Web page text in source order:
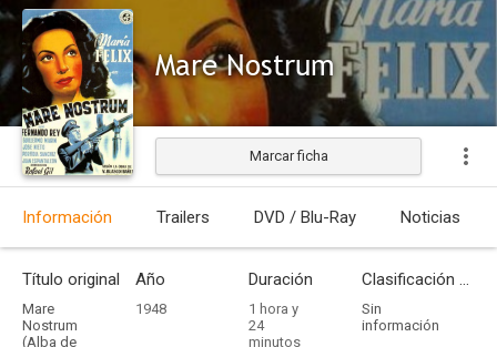
Mare Nostrum
Estrenada
Marcar ficha
Información Trailers DVD / Blu-Ray Noticias
Título original
Mare
Nostrum
(Alba de
Año
1948
Duración
1 hora y
24
minutos
Clasificación por edades
Sin
información